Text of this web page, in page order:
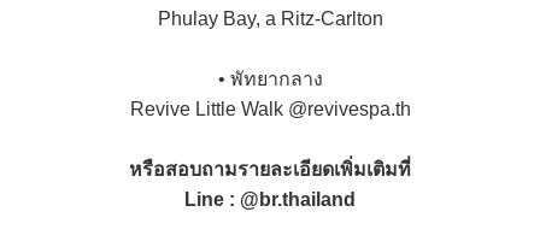
Phulay Bay, a Ritz-Carlton
• พัทยากลาง
Revive Little Walk @revivespa.th
หรือสอบถามรายละเอียดเพิ่มเติมที่
Line : @br.thailand